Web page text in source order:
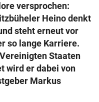
versprochen:
Heino denkt
steht erneut vor
so lange Karriere.
Staaten
wird er dabei von
Markus